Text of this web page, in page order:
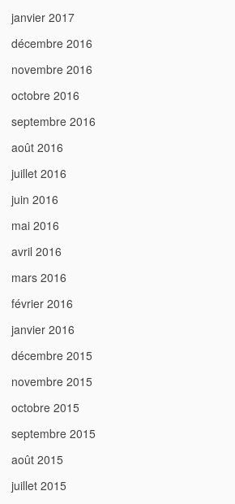
janvier 2017
décembre 2016
novembre 2016
octobre 2016
septembre 2016
août 2016
juillet 2016
juin 2016
mai 2016
avril 2016
mars 2016
février 2016
janvier 2016
décembre 2015
novembre 2015
octobre 2015
septembre 2015
août 2015
juillet 2015